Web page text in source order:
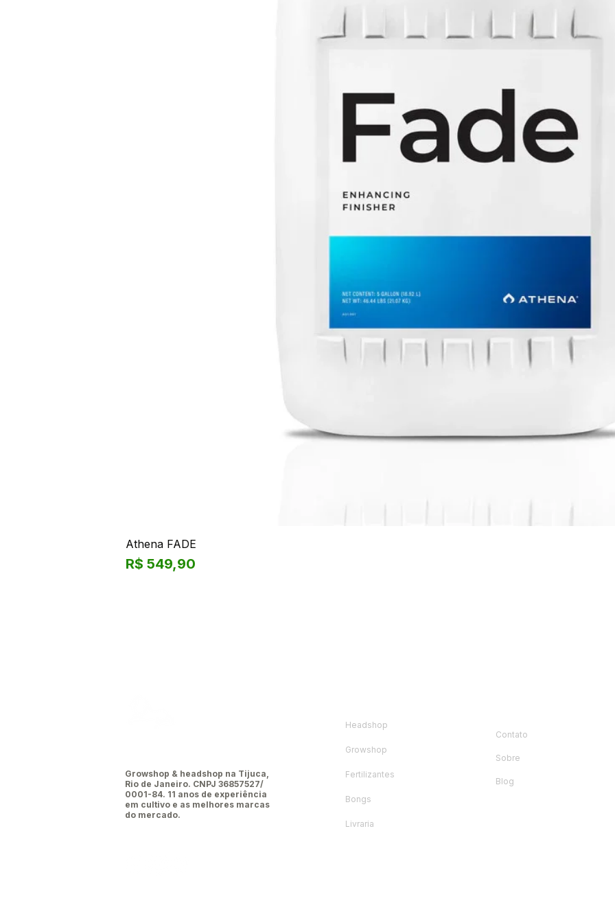
Athena FADE
Preço
R$ 549,90
Growshop & headshop na Tijuca,
Rio de Janeiro. CNPJ 36857527/
0001-84. 11 anos de experiência
em cultivo e as melhores marcas
do mercado.
Headshop
Growshop
Fertilizantes
Bongs
Livraria
Contato
Sobre
Blog